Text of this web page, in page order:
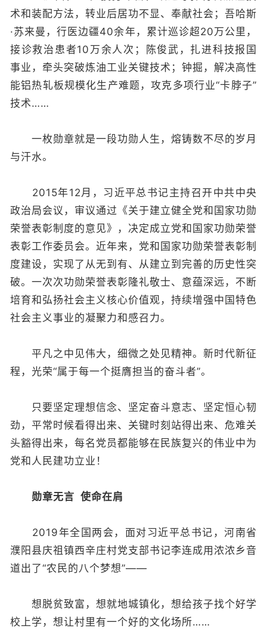
术和装配方法，转业后居功不显、奉献社会；吾哈斯
·苏来曼，行医边疆40余年，累计巡诊超20万公里，
接诊救治患者10万余人次；陈俊武，扎进科技报国
事业，牵头突破炼油工业关键技术；钟掘，解决高性
能铝热轧板规模化生产难题，攻克多项行业“卡脖子”
技术……
一枚勋章就是一段功勋人生，熔铸数不尽的岁月
与汗水。
2015年12月，习近平总书记主持召开中共中央
政治局会议，审议通过《关于建立健全党和国家功勋
荣誉表彰制度的意见》，决定成立党和国家功勋荣誉
表彰工作委员会。近年来，党和国家功勋荣誉表彰制
度建设，实现了从无到有、从建立到完善的历史性突
破。一次次功勋荣誉表彰隆礼敬士、意蕴深远，不断
培育和弘扬社会主义核心价值观，持续增强中国特色
社会主义事业的凝聚力和感召力。
平凡之中见伟大，细微之处见精神。新时代新征
程，光荣“属于每一个挺膺担当的奋斗者”。
只要坚定理想信念、坚定奋斗意志、坚定恒心韧
劲，平常时候看得出来、关键时刻站得出来、危难关
头豁得出来，每名党员都能够在民族复兴的伟业中为
党和人民建功立业！
勋章无言 使命在肩
2019年全国两会，面对习近平总书记，河南省
濮阳县庆祖镇西辛庄村党支部书记李连成用浓浓乡音
道出了“农民的八个梦想”——
想脱贫致富，想就地城镇化，想给孩子找个好学
校上学，想让村里有一个好的文化场所……